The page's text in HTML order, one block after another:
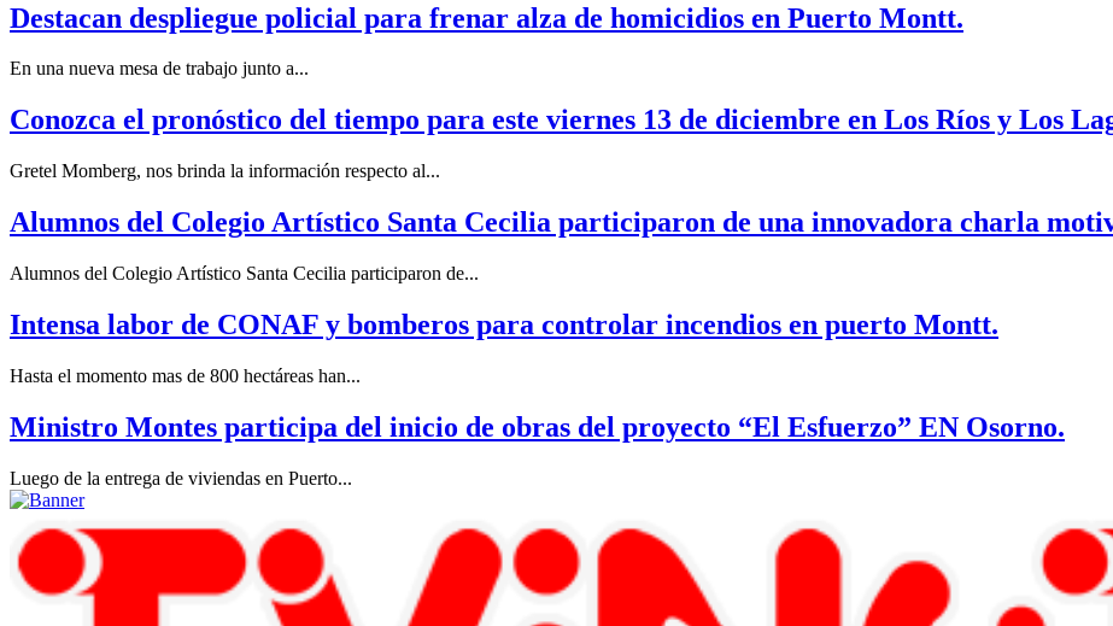
Destacan despliegue policial para frenar alza de homicidios en Puerto Montt.
En una nueva mesa de trabajo junto a...
Conozca el pronóstico del tiempo para este viernes 13 de diciembre en Los Ríos y Los
Gretel Momberg, nos brinda la información respecto al...
Alumnos del Colegio Artístico Santa Cecilia participaron de una innovadora charla
Alumnos del Colegio Artístico Santa Cecilia participaron de...
Intensa labor de CONAF y bomberos para controlar incendios en puerto Montt.
Hasta el momento mas de 800 hectáreas han...
Ministro Montes participa del inicio de obras del proyecto “El Esfuerzo” EN Osorno.
Luego de la entrega de viviendas en Puerto...